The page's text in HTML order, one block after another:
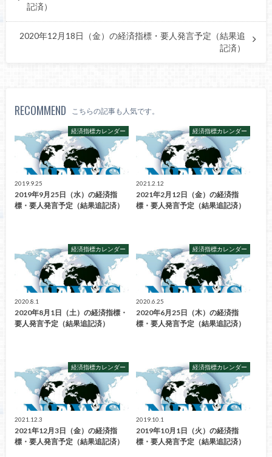
記済）
2020年12月18日（金）の経済指標・要人発言予定（結果追
記済）
RECOMMEND こちらの記事も人気です。
経済指標カレンダー
2019.9.25
2019年9月25日（水）の経済指
標・要人発言予定（結果追記済）
経済指標カレンダー
2021.2.12
2021年2月12日（金）の経済指
標・要人発言予定（結果追記済）
経済指標カレンダー
2020.8.1
2020年8月1日（土）の経済指標・
要人発言予定（結果追記済）
経済指標カレンダー
2020.6.25
2020年6月25日（木）の経済指
標・要人発言予定（結果追記済）
経済指標カレンダー
2021.12.3
2021年12月3日（金）の経済指
標・要人発言予定（結果追記済）
経済指標カレンダー
2019.10.1
2019年10月1日（火）の経済指
標・要人発言予定（結果追記済）